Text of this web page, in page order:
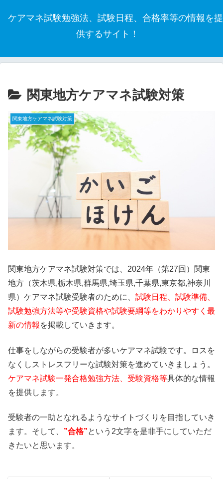
ケアマネ試験勉強法、試験日程、合格率等の情報を提
供するサイト！
関東地方ケアマネ試験対策
関東地方ケアマネ試験対策
関東地方ケアマネ試験対策では、2024年（第27回）関東
地方（茨木県,栃木県,群馬県,埼玉県,千葉県,東京都,神奈川
県）ケアマネ試験受験者のために、 試験日程、試験準備、
試験勉強方法等や受験資格や試験要綱等をわかりやすく最
新の情報 を掲載していきます。
仕事をしながらの受験者が多いケアマネ試験です。ロスを
なくしストレスフリーな試験対策を進めていきましょう。
ケアマネ試験一発合格勉強方法、受験資格等具体的な情報
を提供します。
受験者の一助となれるようなサイトづくりを目指していき
ます。そして、 ”合格”という2文字を是非手にしていただ
きたいと思います。